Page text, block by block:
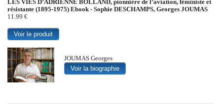
LES VIES D’ADRIENNE BOLLAND, pionnière de l’aviation, féministe et
résistante (1895-1975) Ebook - Sophie DESCHAMPS, Georges JOUMAS
11.99 €
Voir le produit
JOUMAS Georges
Voir la biographie